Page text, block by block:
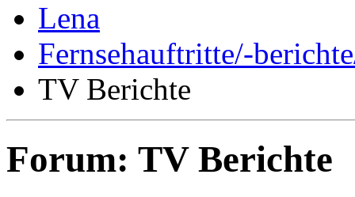
Lena
Fernsehauftritte/-
TV Berichte
Forum: TV Berichte